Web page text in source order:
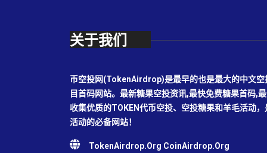
关于我们
币空投网(TokenAirdrop)是最早的也是最大的中文
目首码网站。最新糖果空投资讯,最快免费糖果首码,
收集优质的TOKEN代币空投、空投糖果和羊毛活动
活动的必备网站！
TokenAirdrop.Org CoinAirdrop.Org